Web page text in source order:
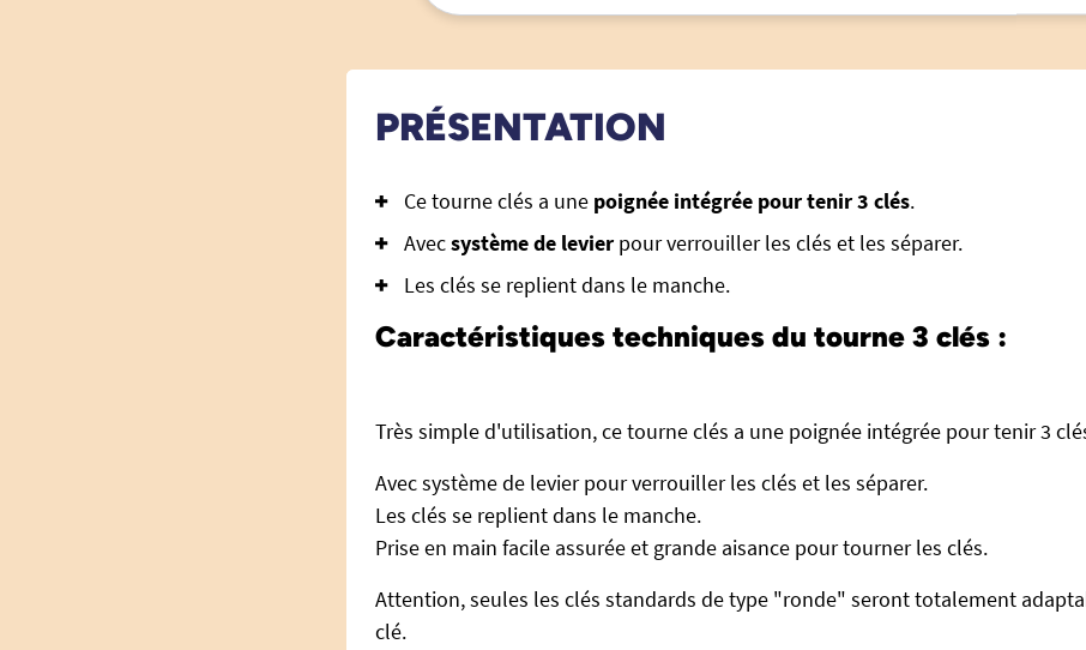
PRÉSENTATION
Ce tourne clés a une poignée intégrée pour tenir 3 clés.
Avecsystème de levier pour verrouiller les clés et les séparer.
Les clés se replient dans le manche.
Caractéristiques techniques du tourne 3 clés :
Très simple d'utilisation, ce tourne clés a une poignée intégrée pour tenir 3
Avec système de levier pour verrouiller les clés et les séparer.
Les clés se replient dans le manche.
Prise en main facile assurée et grande aisance pour tourner les clés.
Attention, seules les clés standards de type "ronde" seront totalement
clé.